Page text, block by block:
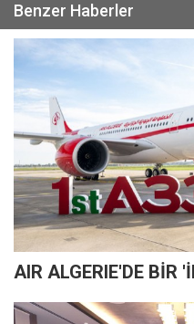
Benzer Haberler
AIR ALGERIE'DE BİR